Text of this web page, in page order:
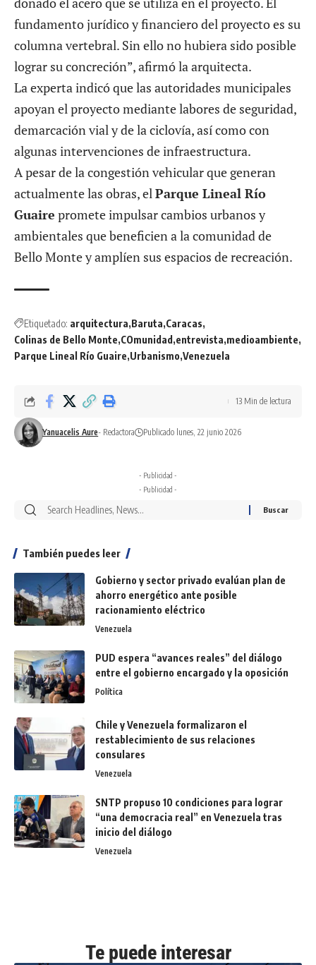
fundamento jurídico y financiero del proyecto es su
columna vertebral. Sin ello no hubiera sido posible
lograr su concreción”, afirmó la arquitecta.
La experta indicó que las autoridades municipales
apoyan el proyecto mediante labores de seguridad,
demarcación vial y de la ciclovía, así como con
algunas intervenciones de infraestructura.
A pesar de la congestión vehicular que generan
actualmente las obras, el Parque Lineal Río
Guaire promete impulsar cambios urbanos y
ambientales que beneficien a la comunidad de
Bello Monte y amplíen sus espacios de recreación.
Etiquetado: arquitectura Baruta Caracas
Colinas de Bello Monte COmunidad entrevista medioambiente
Parque Lineal Río Guaire Urbanismo Venezuela
Yanuacelis Aure- Redactora Publicado lunes, 22 junio 2026
13 Min de lectura
- Publicidad -
- Publicidad -
También puedes leer
Gobierno y sector privado evalúan plan de
ahorro energético ante posible
racionamiento eléctrico
Venezuela
PUD espera “avances reales” del diálogo
entre el gobierno encargado y la oposición
Política
Chile y Venezuela formalizaron el
restablecimiento de sus relaciones
consulares
Venezuela
SNTP propuso 10 condiciones para lograr
“una democracia real” en Venezuela tras
inicio del diálogo
Venezuela
Te puede interesar